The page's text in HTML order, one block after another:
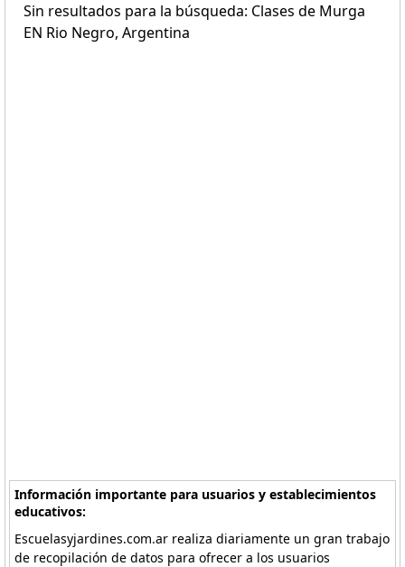
Sin resultados para la búsqueda: Clases de Murga
EN Rio Negro, Argentina
Información importante para usuarios y establecimientos
educativos:
Escuelasyjardines.com.ar realiza diariamente un gran trabajo
de recopilación de datos para ofrecer a los usuarios